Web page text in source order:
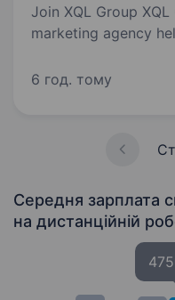
Join XQL Group
marketing agency
qualified pipeline
6 год. тому
Середня зарплата
на дистанційній